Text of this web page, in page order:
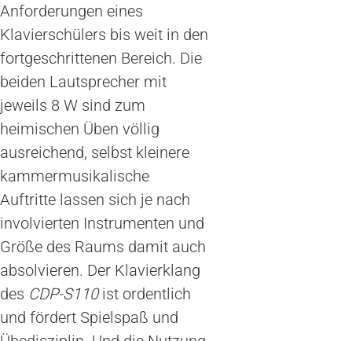
Anforderungen eines
Klavierschülers bis weit in den
fortgeschrittenen Bereich. Die
beiden Lautsprecher mit
jeweils 8 W sind zum
heimischen Üben völlig
ausreichend, selbst kleinere
kammermusikalische
Auftritte lassen sich je nach
involvierten Instrumenten und
Größe des Raums damit auch
absolvieren. Der Klavierklang
des CDP-S110ist ordentlich
und fördert Spielspaß und